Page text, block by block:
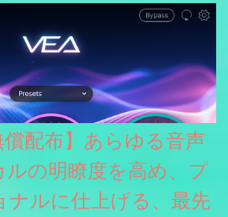
償配布】あらゆる音声
ルの明瞭度を高め、プ
ナルに仕上げる、最先